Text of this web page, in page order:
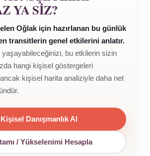
YA SIZ?
Oğlak için hazırlanan bu günlük
transitlerin genel etkilerini anlatır.
yaşayabileceğinizi, bu etkilerin sizin
hangi kişisel göstergeleri
kişisel harita analiziyle daha net
Kişisel Danışmanlık Al
/ Yükselenimi Hesapla